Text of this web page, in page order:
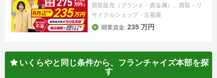
買取販売（ブランド・貴金属）、買取・リ
サイクルショップ・古着屋
開業資金: 235 万円
いくらやと同じ条件から、フランチャイズ本部を探
す